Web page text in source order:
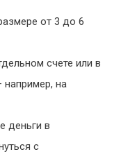
от 3 до 6
счете или в
например, на
деньги в
с